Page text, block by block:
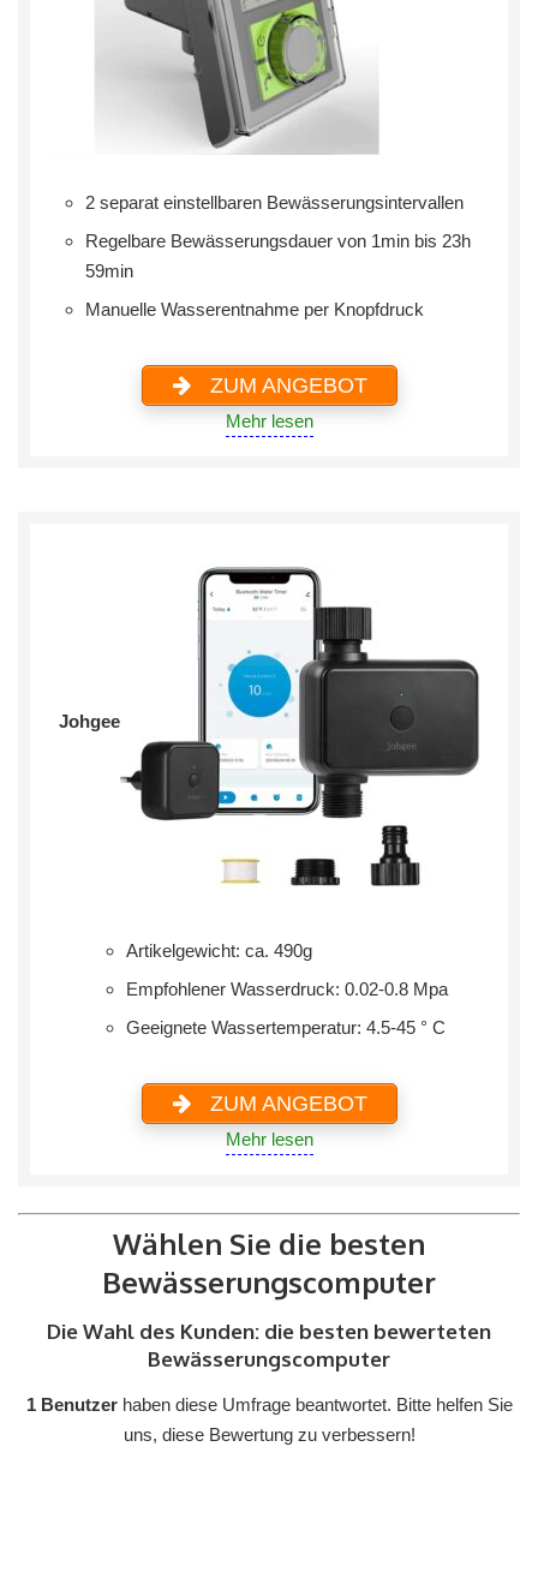
2 separat einstellbaren Bewässerungsintervallen
Regelbare Bewässerungsdauer von 1min bis 23h
59min
Manuelle Wasserentnahme per Knopfdruck
ZUM ANGEBOT
Mehr lesen
Johgee
Artikelgewicht: ca. 490g
Empfohlener Wasserdruck: 0.02-0.8 Mpa
Geeignete Wassertemperatur: 4.5-45 ° C
ZUM ANGEBOT
Mehr lesen
Wählen Sie die besten
Bewässerungscomputer
Die Wahl des Kunden: die besten bewerteten
Bewässerungscomputer
1 Benutzerhaben diese Umfrage beantwortet. Bitte helfen Sie
uns, diese Bewertung zu verbessern!